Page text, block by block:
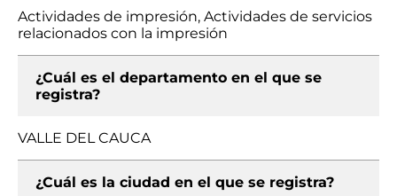
Actividades de impresión, Actividades de servicios
relacionados con la impresión
¿Cuál es el departamento en el que se
registra?
VALLE DEL CAUCA
¿Cuál es la ciudad en el que se registra?